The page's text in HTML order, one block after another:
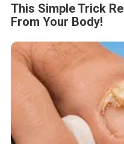
This Simple Trick
From Your Body!